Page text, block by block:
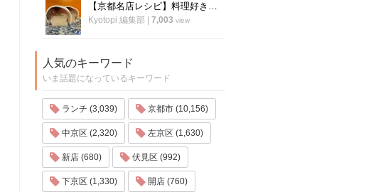
【京都名店レシピ】料理好き必見！京名物の鯖寿司を自宅でつくる！「酒房わかば」
Kyotopi 編集部 7,003 view
人気のキーワード
いま話題になっているキーワード
ランチ (3,039) 京都市 (10,156)
中京区 (2,320) 左京区 (1,630)
新店 (680) 伏見区 (992)
下京区 (1,330) 開店 (760)